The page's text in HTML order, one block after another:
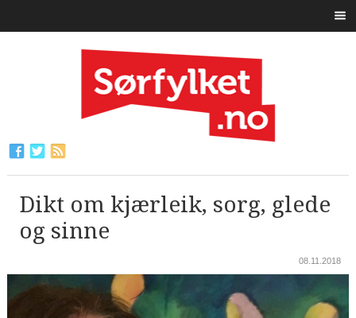
Dikt om kjærleik, sorg, glede
og sinne
08.11.2018